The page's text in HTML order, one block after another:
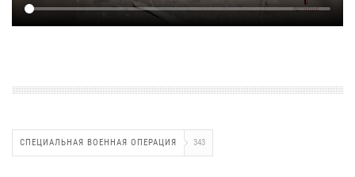
СПЕЦИАЛЬНАЯ ВОЕННАЯ ОПЕРАЦИЯ 343